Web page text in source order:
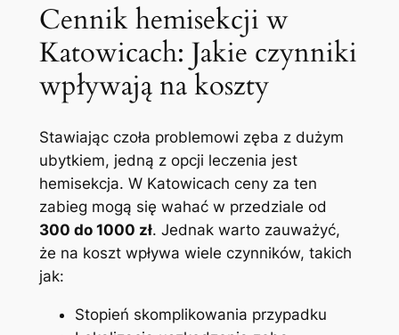
Cennik hemisekcji w
Katowicach: Jakie czynniki
wpływają na koszty
Stawiając czoła⁢ problemowi zęba z dużym
ubytkiem, jedną z opcji leczenia jest
hemisekcja. W Katowicach ceny za ten
zabieg mogą się wahać w‍ przedziale ⁤od
300 do ​1000 zł. Jednak warto zauważyć,
że na ​koszt wpływa wiele czynników, ‍takich
jak:
Stopień skomplikowania⁣ przypadku